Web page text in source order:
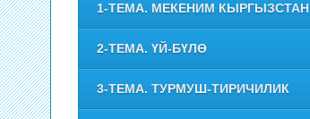
1-ТЕМА. МЕКЕНИМ КЫРГЫЗСТАН
2-ТЕМА. ҮЙ-БҮЛӨ
3-ТЕМА. ТУРМУШ-ТИРИЧИЛИК